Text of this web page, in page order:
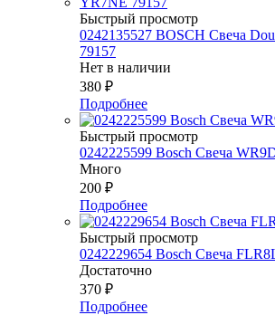
Быстрый просмотр
0242135527 BOSСH Свеча
79157
Нет в наличии
380 ₽
Подробнее
Быстрый просмотр
0242225599 Bosch Свеча
Много
200 ₽
Подробнее
Быстрый просмотр
0242229654 Bosch Свеча
Достаточно
370 ₽
Подробнее